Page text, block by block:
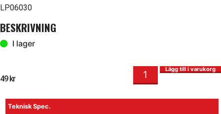
LP06030
BESKRIVNING
I lager
49kr
I lager
Propeller 6x3 Sport mängd Lägg till i varukorg
Teknisk Spec.